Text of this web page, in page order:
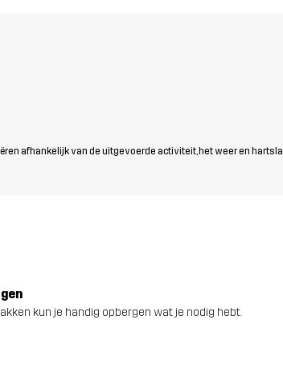
afhankelijk van de uitgevoerde activiteit, het weer en
kun je handig opbergen wat je nodig hebt.